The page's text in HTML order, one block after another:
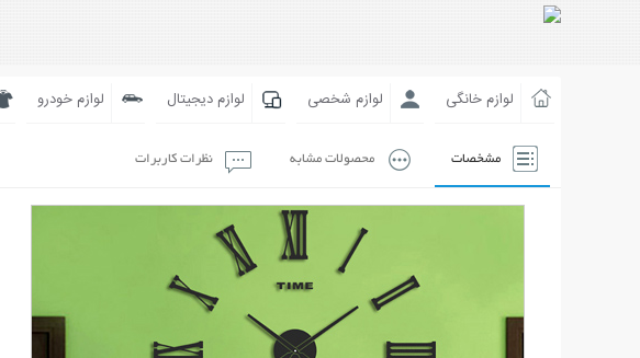
لوازم خانگی لوازم شخصی لوازم دیجیتال لوازم خودرو
مشخصات محصولات مشابه نظرات کاربرات